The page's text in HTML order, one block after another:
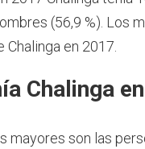
(56,9 %). Los
en 2017.
Chalinga
mayores son las